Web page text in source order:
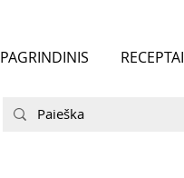
PAGRINDINIS RECEPTAI